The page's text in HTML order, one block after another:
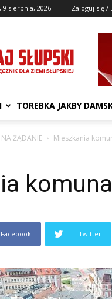
9 sierpnia, 2026 Zaloguj się /
TOREBKA JAKBY
NA ŻĄDANIE Mieszkania
Facebook Twitter